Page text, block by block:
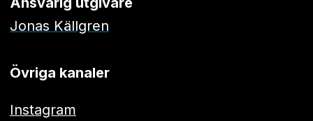
Jonas Källgren
Övriga kanaler
Instagram